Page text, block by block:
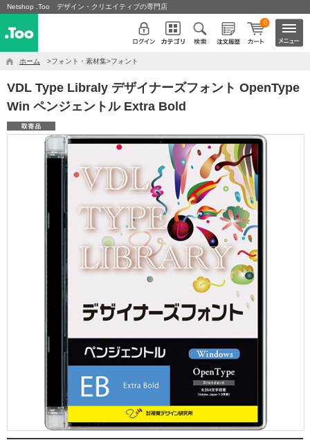
Netshop .Too デザイン・クリエイティブの専門店
0
ホーム >フォント・素材集>フォント
VDL Type Libraly デザイナーズフォント OpenType
Win ペンジェントル Extra Bold